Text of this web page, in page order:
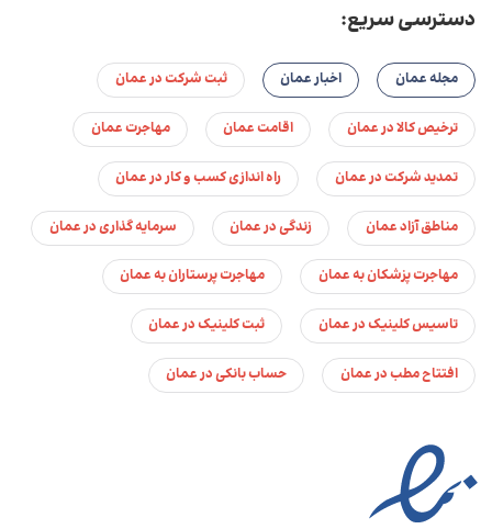
دسترسی سریع:
مجله عمان اخبار عمان ثبت شرکت در عمان
ترخیص کالا در عمان اقامت عمان مهاجرت عمان
تمدید شرکت در عمان راه اندازی کسب و کار در عمان
مناطق آزاد عمان زندگی در عمان سرمایه گذاری در عمان
مهاجرت پزشکان به عمان مهاجرت پرستاران به عمان
تاسیس کلینیک در عمان ثبت کلینیک در عمان
افتتاح مطب در عمان حساب بانکی در عمان